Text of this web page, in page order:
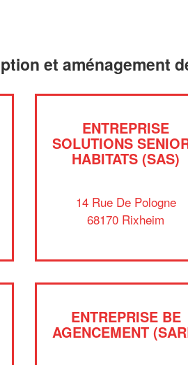
et aménagement
ENTREPRISE
SOLUTIONS
HABITATS (SAS)
14 Rue De Pologne
68170 Rixheim
ENTREPRISE BE
AGENCEMENT